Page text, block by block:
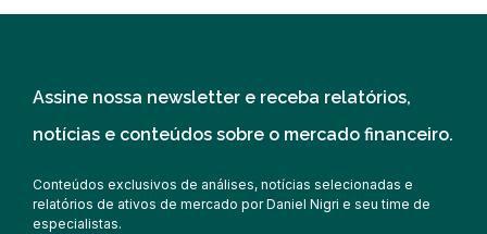
Assine nossa newsletter e receba relatórios,
notícias e conteúdos sobre o mercado financeiro.
Conteúdos exclusivos de análises, notícias selecionadas e
relatórios de ativos de mercado por Daniel Nigri e seu time de
especialistas.